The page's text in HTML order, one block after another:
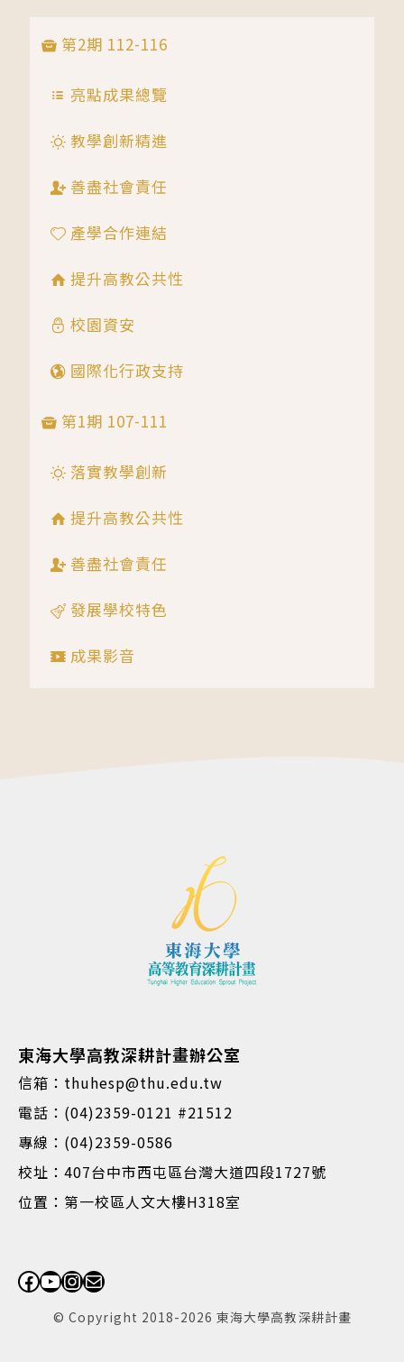
第2期 112-116
亮點成果總覽
教學創新精進
善盡社會責任
產學合作連結
提升高教公共性
校園資安
國際化行政支持
第1期 107-111
落實教學創新
提升高教公共性
善盡社會責任
發展學校特色
成果影音
東海大學高教深耕計畫辦公室
信箱：thuhesp@thu.edu.tw
電話：(04)2359-0121 #21512
專線：(04)2359-0586
校址：407台中市西屯區台灣大道四段1727號
位置：第一校區人文大樓H318室
Facebook
YouTube
Instagram
電子郵件
© Copyright 2018-2026 東海大學高教深耕計畫